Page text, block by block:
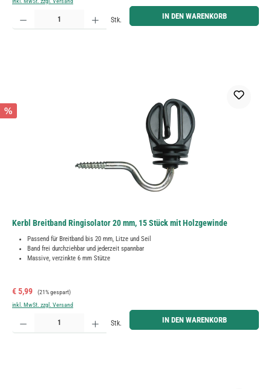
Produkt Anzahl: Gib den gewünschten Wert ein oder benutze die Schaltflächen um die Anzahl zu
Stk. IN DEN WARENKORB
%
Kerbl Breitband Ringisolator 20 mm, 15 Stück mit Holzgewinde
Passend für Breitband bis 20 mm, Litze und Seil
Band frei durchziehbar und jederzeit spannbar
Massive, verzinkte 6 mm Stütze
Verkaufspreis:
€ 5,99 Regulärer Preis:
(21% gespart)
inkl. MwSt. zzgl. Versand
Produkt Anzahl: Gib den gewünschten Wert ein oder benutze die Schaltflächen um die Anzahl zu
Stk. IN DEN WARENKORB